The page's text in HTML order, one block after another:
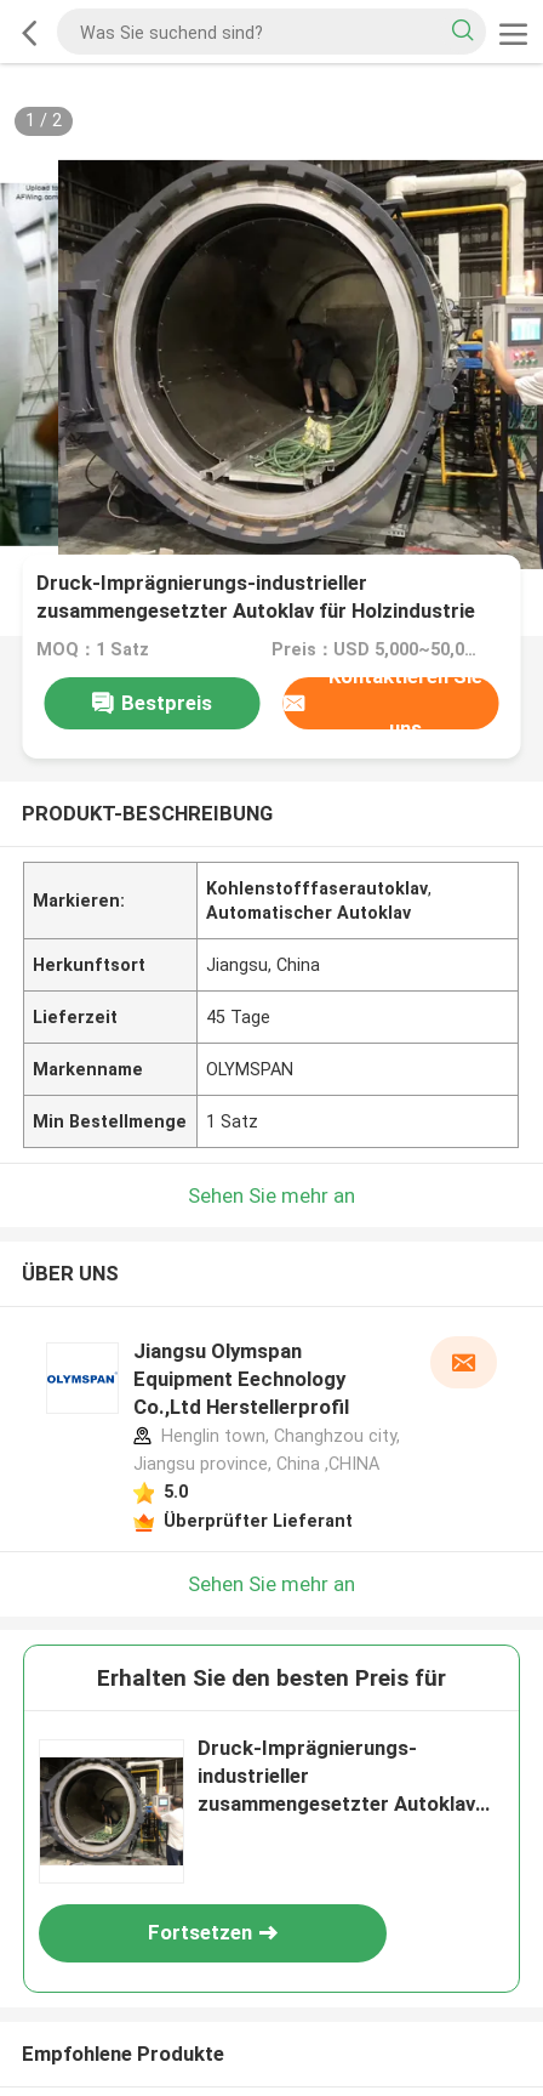
1 / 2
Druck-Imprägnierungs-industrieller
zusammengesetzter Autoklav für Holzindustrie
ISO ASME aufgelistet
MOQ：1 Satz Preis：USD 5,000~50,000 set
Bestpreis
Kontaktieren Sie
uns
PRODUKT-BESCHREIBUNG
Markieren:
Kohlenstofffaserautoklav,
Automatischer Autoklav
Herkunftsort Jiangsu, China
Lieferzeit 45 Tage
Markenname OLYMSPAN
Min Bestellmenge 1 Satz
Sehen Sie mehr an
ÜBER UNS
Jiangsu Olymspan
Equipment Eechnology
Co.,Ltd Herstellerprofil
Henglin town, Changhzou city,
Jiangsu province, China ,CHINA
5.0
Überprüfter Lieferant
Sehen Sie mehr an
Erhalten Sie den besten Preis für
Druck-Imprägnierungs-
industrieller
zusammengesetzter Autoklav
Fortsetzen
Empfohlene Produkte